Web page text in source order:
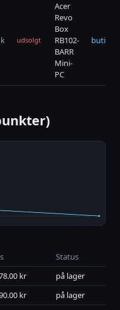
udsolgt
Acer
Revo
Box
RB102-
BARR
Mini-
PC
butik →
Status
kr
på lager
kr
på lager